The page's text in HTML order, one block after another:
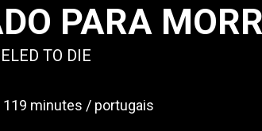
PARA
TO DIE
119 minutes portugais